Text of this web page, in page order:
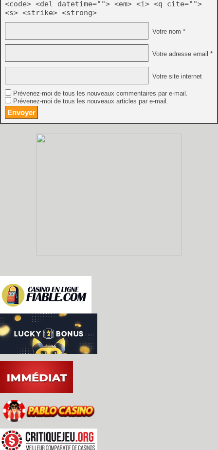
<code> <del datetime=""> <em> <i> <q cite="">
<s> <strike> <strong>
Votre nom *
Votre adresse email *
Votre site internet
Prévenez-moi de tous les nouveaux commentaires par e-mail.
Prévenez-moi de tous les nouveaux articles par e-mail.